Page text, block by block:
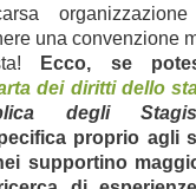
una convenzione
Ecco, se
dei diritti dello
degli
proprio agli
supportino